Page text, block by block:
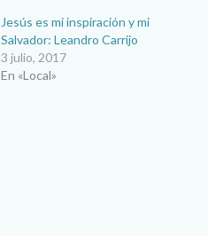
Jesús es mi inspiración y mi
Salvador: Leandro Carrijo
3 julio, 2017
En «Local»